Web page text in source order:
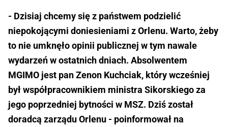
- Dzisiaj chcemy się z państwem podzielić
niepokojącymi doniesieniami z Orlenu. Warto, żeby
to nie umknęło opinii publicznej w tym nawale
wydarzeń w ostatnich dniach. Absolwentem
MGIMO jest pan Zenon Kuchciak, który wcześniej
był współpracownikiem ministra Sikorskiego za
jego poprzedniej bytności w MSZ. Dziś został
doradcą zarządu Orlenu - poinformował na